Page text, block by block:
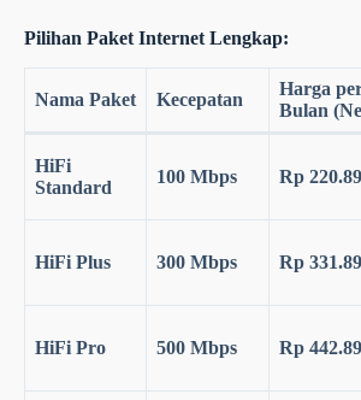
Pilihan Paket Internet Lengkap:
Nama Paket Kecepatan
Harga
Bulan
HiFi
Standard
100 Mbps Rp
HiFi Plus 300 Mbps Rp
HiFi Pro 500 Mbps Rp